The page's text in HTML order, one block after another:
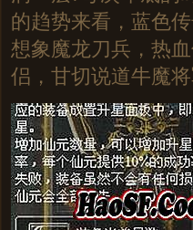
的趋势来看，蓝色
想象魔龙刀兵，热
侣，甘切说道牛魔